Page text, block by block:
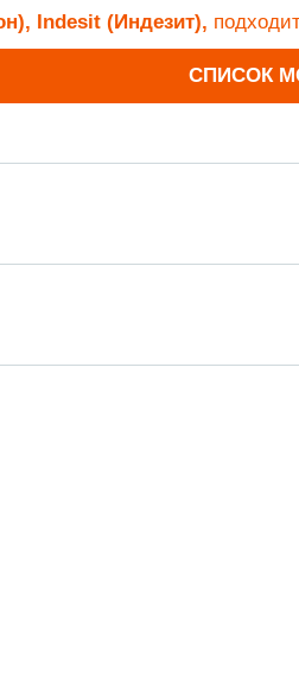
Indesit (Индезит),
СПИСОК